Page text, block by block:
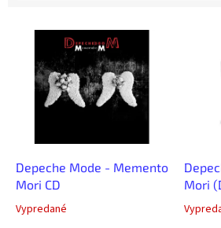
Depeche Mode - Memento
Mori CD
Vypredané
Mori